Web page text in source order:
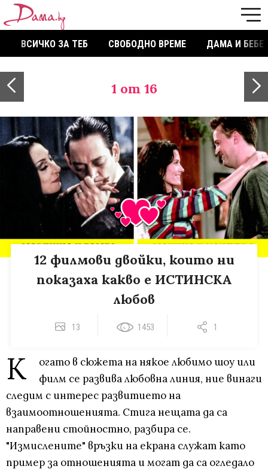
ВСИЧКО ЗА ТЕБ СВОБОДНО ВРЕМЕ ДАМА И БЕБЕ
1 от 16
12 филмови двойки, които ни
показаха какво е ИСТИНСКА
любов
13 1453 1
К
огато в сюжета на някое любимо шоу или
филм се развива любовна линия, ние винаги
следим с интерес развитието на
взаимоотношенията. Стига нещата да са
направени стойностно, разбира се.
"Измислените" връзки на екрана служат като
пример за отношенията и могат да са огледало